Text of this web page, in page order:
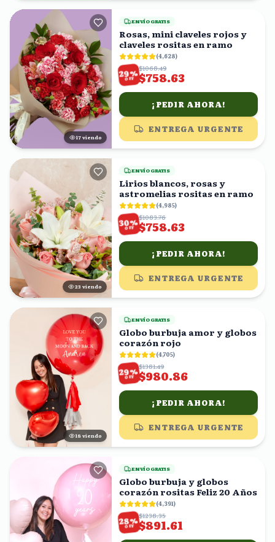
17 viendo
ENVÍO GRATIS
Rosas, mini claveles rojos y
claveles rositas en ramo
(4,628)
29%
OFF
$1068.49
$758.63
¡PEDIR AHORA!
ENTREGA URGENTE
23 viendo
ENVÍO GRATIS
Lirios blancos, rosas y
astromelias rositas en ramo
(4,985)
30%
OFF
$1083.76
$758.63
¡PEDIR AHORA!
ENTREGA URGENTE
17 viendo
ENVÍO GRATIS
Globo burbuja amor y globos
corazón rojo
(4,705)
29%
OFF
$1381.49
$980.86
¡PEDIR AHORA!
ENTREGA URGENTE
ENVÍO GRATIS
Globo burbuja y globos
corazón rositas Feliz 20 Años
(4,391)
28%
OFF
$1238.35
$891.61